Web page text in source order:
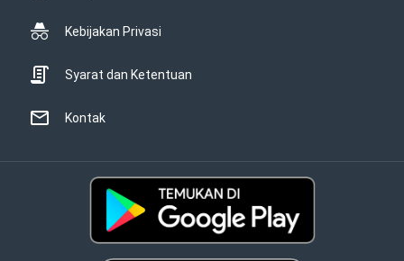
Kebijakan Privasi
Syarat dan Ketentuan
Kontak